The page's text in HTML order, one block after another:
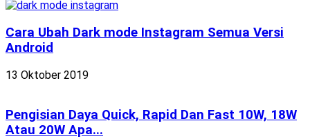
Cara Ubah Dark mode Instagram Semua Versi
Android
13 Oktober 2019
Pengisian Daya Quick, Rapid Dan Fast 10W, 18W
Atau 20W Apa...